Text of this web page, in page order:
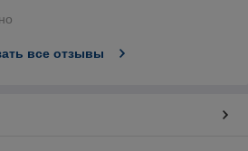
все отзывы